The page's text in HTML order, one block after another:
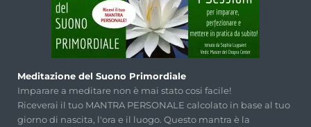
Meditazione del Suono Primordiale
Imparare a meditare non è mai stato cosi facile!
Riceverai il tuo MANTRA PERSONALE calcolato in base al tuo
giorno di nascita, l'ora e il luogo. Questo mantra è la